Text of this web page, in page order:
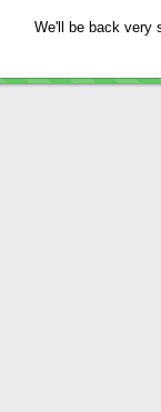
We'll be back very